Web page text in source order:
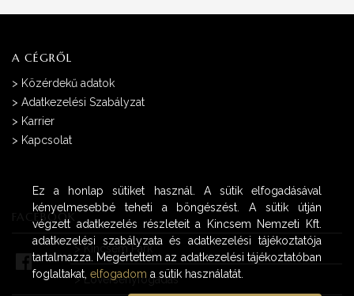
A CÉGRŐL
> Közérdekű adatok
> Adatkezelési Szabályzat
> Karrier
> Kapcsolat
FACEBOOK
>Kincsem Park
>Lóversenyfogadás
Ez a honlap sütiket használ. A sütik elfogadásával
kényelmesebbé teheti a böngészést. A sütik útján
végzett adatkezelés részleteit a Kincsem Nemzeti Kft.
adatkezelési szabályzata és adatkezelési tájékoztatója
tartalmazza. Megértettem az adatkezelési tájékoztatóban
foglaltakat,elfogadom a sütik használatát.